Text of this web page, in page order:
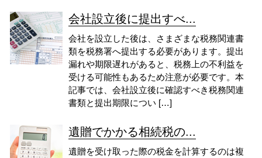
会社設立後に提出すべ...
会社を設立した後は、さまざまな税務関連書
類を税務署へ提出する必要があります。提出
漏れや期限遅れがあると、税務上の不利益を
受ける可能性もあるため注意が必要です。本
記事では、会社設立後に確認すべき税務関連
書類と提出期限につい […]
遺贈でかかる相続税の...
遺贈を受け取った際の税金を計算するのは複